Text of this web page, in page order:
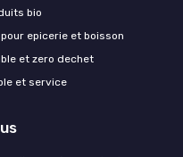
bio
epicerie et boisson
et zero dechet
et service